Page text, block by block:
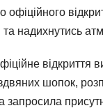
офіційного
та надихнутись
відкриття
шопок,
запросила